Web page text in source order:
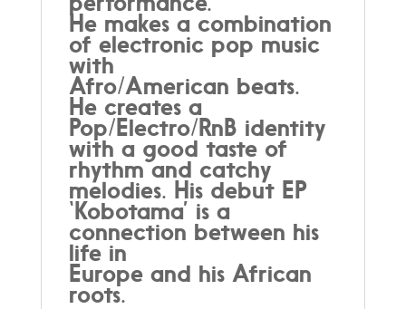
He makes a combination
of electronic pop music
with
Afro/American beats.
He creates a
Pop/Electro/RnB identity
with a good taste of
rhythm and catchy
melodies. His debut EP
‘Kobotama’ is a
connection between his
life in
Europe and his African
roots.